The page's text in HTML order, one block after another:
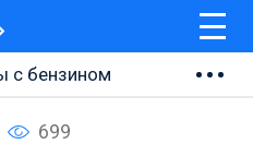
с бензином
699